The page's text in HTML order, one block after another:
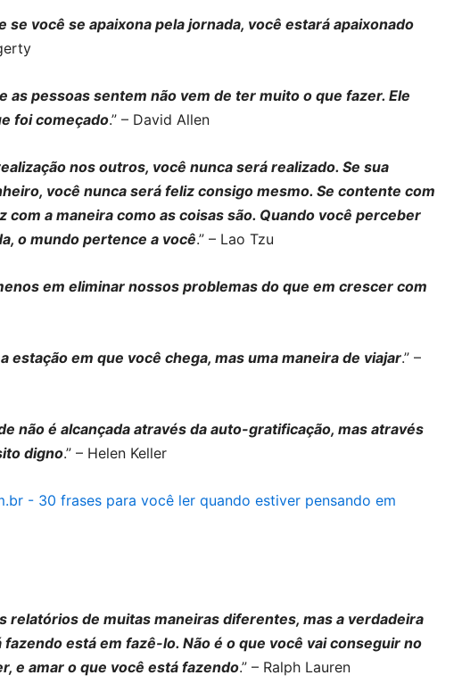
se você se apaixona pela jornada, você estará apaixonado
as pessoas sentem não vem de ter muito o que fazer. Ele
foi começado.” – David Allen
nos outros, você nunca será realizado. Se sua
você nunca será feliz consigo mesmo. Se contente com
com a maneira como as coisas são. Quando você perceber
o mundo pertence a você.” – Lao Tzu
em eliminar nossos problemas do que em crescer com
estação em que você chega, mas uma maneira de viajar.” –
não é alcançada através da auto-gratificação, mas através
digno.” – Helen Keller
relatórios de muitas maneiras diferentes, mas a verdadeira
está em fazê-lo. Não é o que você vai conseguir no
e amar o que você está fazendo.” – Ralph Lauren